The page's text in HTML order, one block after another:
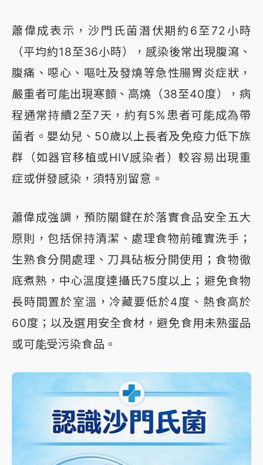
蕭偉成表示，沙門氏菌潛伏期約6至72小時
（平均約18至36小時），感染後常出現腹瀉、
腹痛、噁心、嘔吐及發燒等急性腸胃炎症狀，
嚴重者可能出現寒顫、高燒（38至40度），病
程通常持續2至7天，約有5%患者可能成為帶
菌者。嬰幼兒、50歲以上長者及免疫力低下族
群（如器官移植或HIV感染者）較容易出現重
症或併發感染，須特別留意。
蕭偉成強調，預防關鍵在於落實食品安全五大
原則，包括保持清潔、處理食物前確實洗手；
生熟食分開處理、刀具砧板分開使用；食物徹
底煮熟，中心溫度達攝氏75度以上；避免食物
長時間置於室溫，冷藏要低於4度、熱食高於
60度；以及選用安全食材，避免食用未熟蛋品
或可能受污染食品。